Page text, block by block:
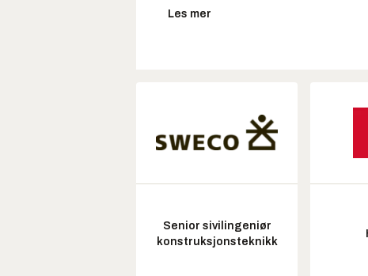
Les mer
Senior sivilingeniør
konstruksjonsteknikk